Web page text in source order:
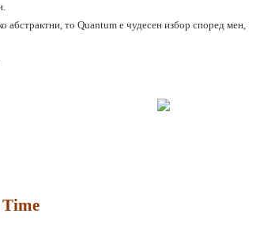
абстрактни, то Quantum e чудесен избор според мен,
Time